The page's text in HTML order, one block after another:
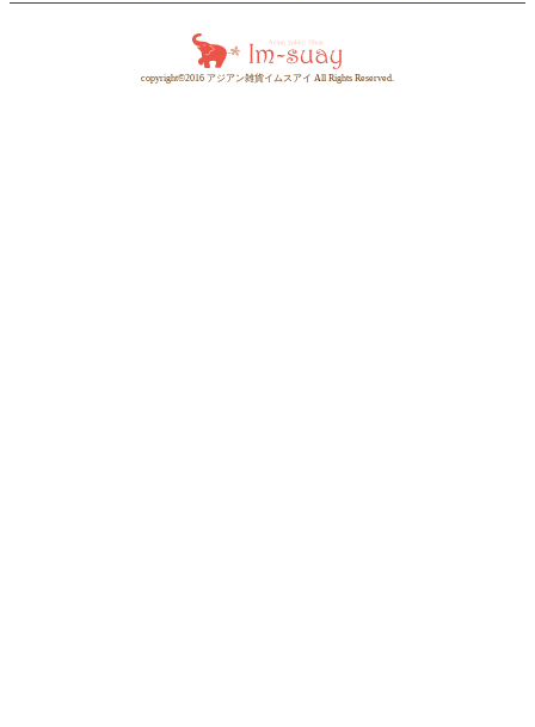
copyright©2016 アジアン雑貨イムスアイ All Rights Reserved.